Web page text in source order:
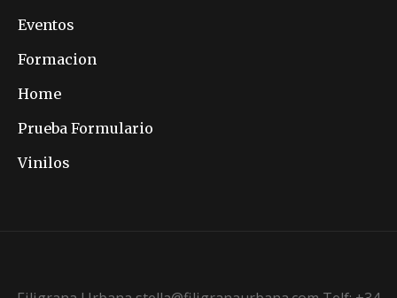
Eventos
Formacion
Home
Prueba Formulario
Vinilos